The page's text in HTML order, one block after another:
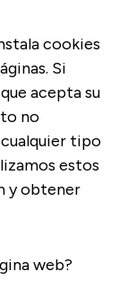
cookies
Si
acepta su
no
tipo
estos
y obtener
web?